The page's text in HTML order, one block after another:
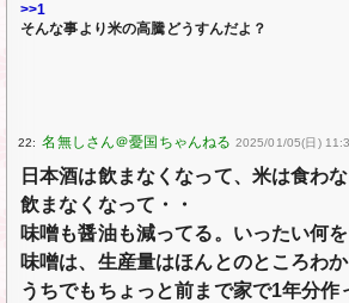
>>1
そんな事より米の高騰どうすんだよ？
22: 2025/01/05(日)
日本酒は飲まなくなって、米は食わ
飲まなくなって・・
味噌も醤油も減ってる。いったい何を
味噌は、生産量はほんとのところわか
うちでもちょっと前まで家で1年分作